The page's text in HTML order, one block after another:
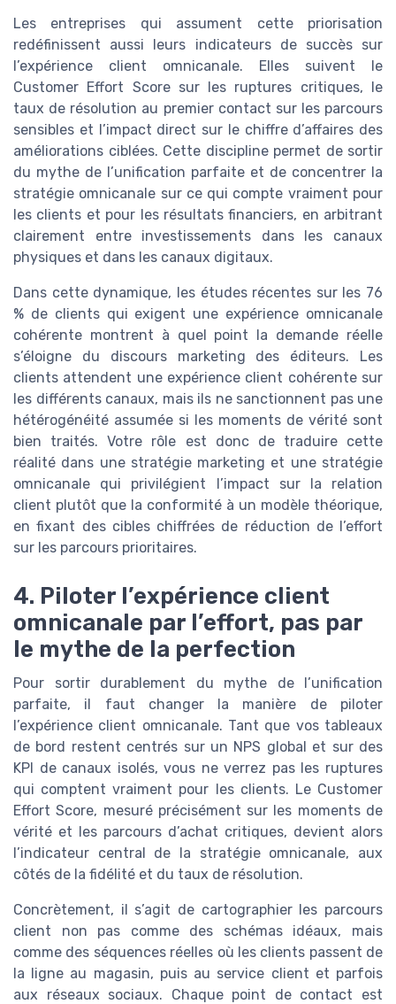
Les entreprises qui assument cette priorisation
redéfinissent aussi leurs indicateurs de succès sur
l’expérience client omnicanale. Elles suivent le
Customer Effort Score sur les ruptures critiques, le
taux de résolution au premier contact sur les parcours
sensibles et l’impact direct sur le chiffre d’affaires des
améliorations ciblées. Cette discipline permet de sortir
du mythe de l’unification parfaite et de concentrer la
stratégie omnicanale sur ce qui compte vraiment pour
les clients et pour les résultats financiers, en arbitrant
clairement entre investissements dans les canaux
physiques et dans les canaux digitaux.
Dans cette dynamique, les études récentes sur les 76
% de clients qui exigent une expérience omnicanale
cohérente montrent à quel point la demande réelle
s’éloigne du discours marketing des éditeurs. Les
clients attendent une expérience client cohérente sur
les différents canaux, mais ils ne sanctionnent pas une
hétérogénéité assumée si les moments de vérité sont
bien traités. Votre rôle est donc de traduire cette
réalité dans une stratégie marketing et une stratégie
omnicanale qui privilégient l’impact sur la relation
client plutôt que la conformité à un modèle théorique,
en fixant des cibles chiffrées de réduction de l’effort
sur les parcours prioritaires.
4. Piloter l’expérience client
omnicanale par l’effort, pas par
le mythe de la perfection
Pour sortir durablement du mythe de l’unification
parfaite, il faut changer la manière de piloter
l’expérience client omnicanale. Tant que vos tableaux
de bord restent centrés sur un NPS global et sur des
KPI de canaux isolés, vous ne verrez pas les ruptures
qui comptent vraiment pour les clients. Le Customer
Effort Score, mesuré précisément sur les moments de
vérité et les parcours d’achat critiques, devient alors
l’indicateur central de la stratégie omnicanale, aux
côtés de la fidélité et du taux de résolution.
Concrètement, il s’agit de cartographier les parcours
client non pas comme des schémas idéaux, mais
comme des séquences réelles où les clients passent de
la ligne au magasin, puis au service client et parfois
aux réseaux sociaux. Chaque point de contact est